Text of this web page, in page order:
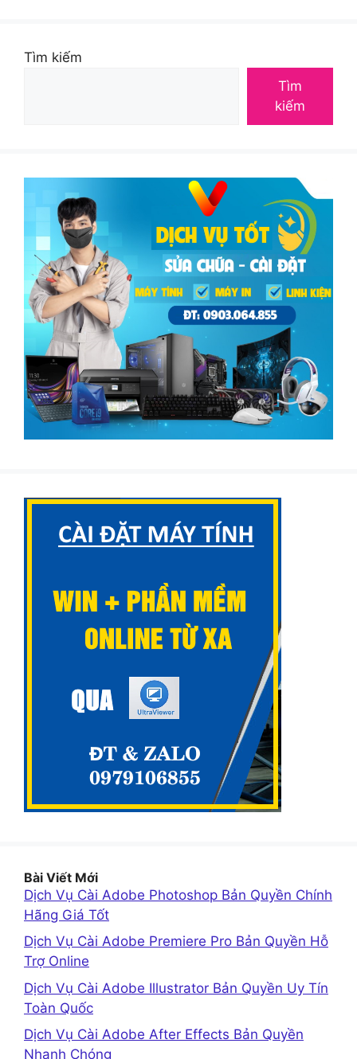
Tìm kiếm
Tìm
kiếm
Bài Viết Mới
Dịch Vụ Cài Adobe Photoshop Bản Quyền Chính
Hãng Giá Tốt
Dịch Vụ Cài Adobe Premiere Pro Bản Quyền Hỗ
Trợ Online
Dịch Vụ Cài Adobe Illustrator Bản Quyền Uy Tín
Toàn Quốc
Dịch Vụ Cài Adobe After Effects Bản Quyền
Nhanh Chóng